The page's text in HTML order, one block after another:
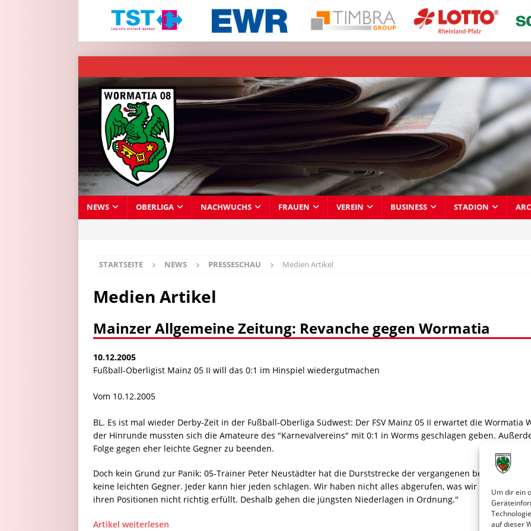
Um dir ein
auf dieser
NEWS OBERLIGA NACHWUCHS FRAUEN VEREIN BUSINESS STADION
STARTSEITE NEWS PRESSESCHAU Medien Artikel
Medien Artikel
Mainzer Allgemeine Zeitung: Revanche gegen Wormatia
10.12.2005
Fußball-Oberligist Mainz 05 II will das 0:1 im Hinspiel wiedergutmachen
Vom 10.12.2005
BL. Es ist mal wieder Derby-Zeit in der Fußball-Oberliga Südwest: Der FSV Mainz 05 II erwartet die Wormatia
der Hinrunde mussten sich die Amateure des "Karnevalvereins" mit 0:1 in Worms geschlagen geben.
Folge gegen eher leichte Gegner zu beenden.
Doch kein Grund zur Panik: 05-Trainer Peter Neustädter hat die Durststrecke der vergangenen beiden Spiele
keine leichten Gegner. Jeder kann hier jeden schlagen. Wir haben nicht alles abgerufen, was wir zu bieten
ihren Positionen nicht richtig erfüllt. Deshalb gehen die jüngsten Niederlagen in Ordnung."
Artikel weiterlesen